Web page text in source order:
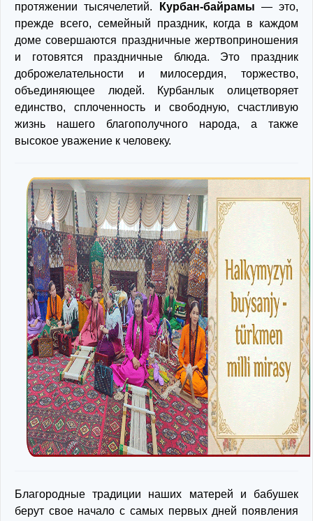
протяжении тысячелетий.
Курбан-байрамы — это,
прежде всего, семейный праздник, когда в каждом
доме совершаются праздничные жертвоприношения
и готовятся праздничные блюда. Это праздник
доброжелательности и милосердия, торжество,
объединяющее людей. Курбанлык олицетворяет
единство, сплоченность и свободную, счастливую
жизнь нашего благополучного народа, а также
высокое уважение к человеку.
Благородные традиции наших матерей и бабушек
берут свое начало с самых первых дней появления